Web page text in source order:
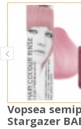
Vopsea
Stargazer